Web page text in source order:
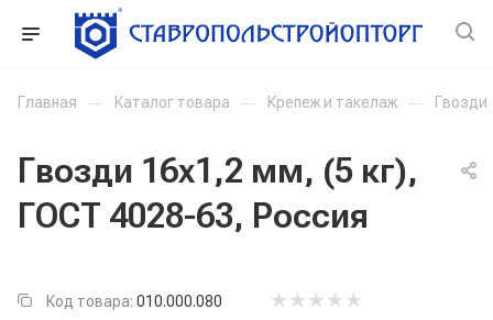
Главная — Каталог товара — Крепеж и такелаж — Гвозди
Гвозди 16x1,2 мм, (5 кг),
ГОСТ 4028-63, Россия
Код товара: 010.000.080